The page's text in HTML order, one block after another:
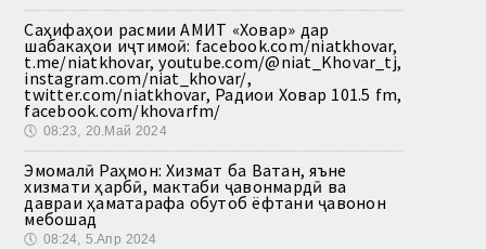
Саҳифаҳои расмии АМИТ «Ховар» дар
шабакаҳои иҷтимоӣ: facebook.com/niatkhovar,
t.me/niatkhovar, youtube.com/@niat_Khovar_tj,
instagram.com/niat_khovar/,
twitter.com/niatkhovar, Радиои Ховар 101.5 fm,
facebook.com/khovarfm/
🕔 08:23, 20.Май 2024
Эмомалӣ Раҳмон: Хизмат ба Ватан, яъне
хизмати ҳарбӣ, мактаби ҷавонмардӣ ва
давраи ҳаматарафа обутоб ёфтани ҷавонон
мебошад
🕔 08:24, 5.Апр 2024